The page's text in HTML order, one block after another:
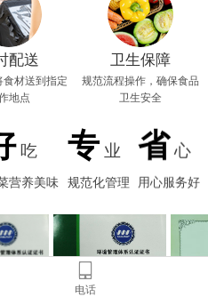
配送
食材送到指定
地点
卫生保障
规范流程操作，确保食品
卫生安全
吃
营养美味
专业
规范化管理
省 心
用心服务好
电话